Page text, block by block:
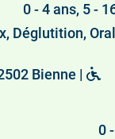
0 - 4 ans, 5 -
Déglutition,
Bienne |
0